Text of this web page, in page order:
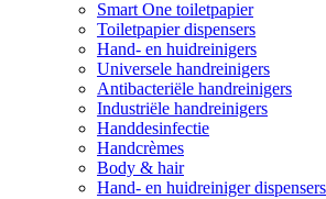
Smart One toiletpapier
Toiletpapier dispensers
Hand- en huidreinigers
Universele handreinigers
Antibacteriële handreinigers
Industriële handreinigers
Handdesinfectie
Handcrèmes
Body & hair
Hand- en huidreiniger dispensers